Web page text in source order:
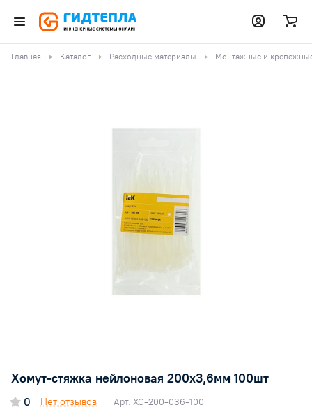
Главная Каталог Расходные материалы Монтажные и
Хомут-стяжка нейлоновая 200x3,6мм 100шт
0 Нет отзывов Арт. ХС-200-036-100